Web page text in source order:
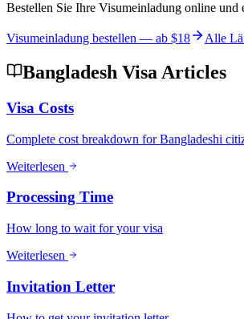
Bestellen Sie Ihre Visumeinladung online
Visumeinladung bestellen — ab $18 Alle
Bangladesh Visa Articles
Visa Costs
Complete cost breakdown for Bangladeshi
Weiterlesen
Processing Time
How long to wait for your visa
Weiterlesen
Invitation Letter